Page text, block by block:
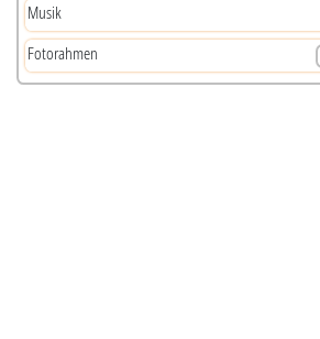
Musik
Fotorahmen